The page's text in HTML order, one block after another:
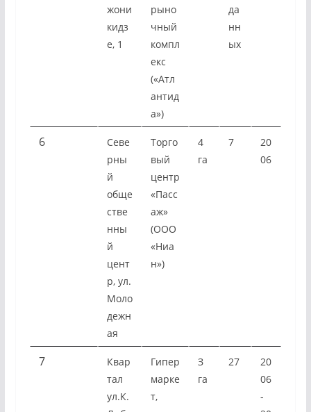
жони
кидз
е, 1
рыно
чный
компл
екс
(«Атл
антид
а»)
да
нн
ых
6
Севе
рны
й
обще
стве
нны
й
цент
р, ул.
Моло
дежн
ая
Торго
вый
центр
«Пасс
аж»
(ООО
«Ниа
н»)
4
га
7
20
06
7
Квар
тал
ул.К.
Гипер
марке
т,
З
га
27
20
06
-